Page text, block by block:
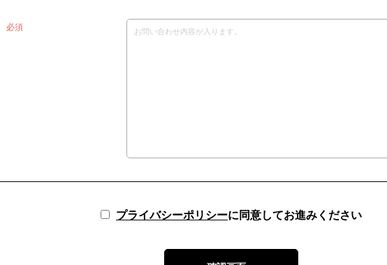
必須
プライバシーポリシーに同意してお進みください